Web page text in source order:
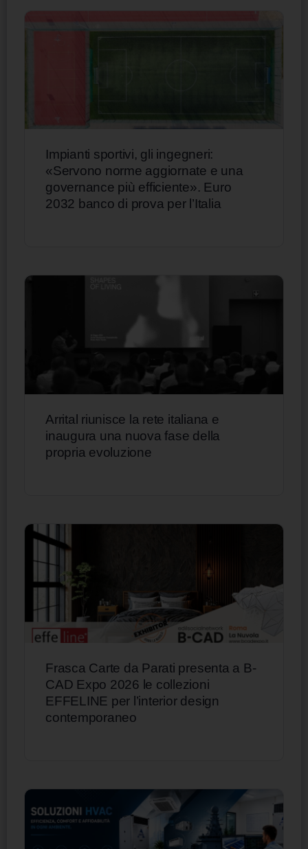
Impianti sportivi, gli ingegneri:
«Servono norme aggiornate e una
governance più efficiente». Euro
2032 banco di prova per l’Italia
Arrital riunisce la rete italiana e
inaugura una nuova fase della
propria evoluzione
Frasca Carte da Parati presenta a B-
CAD Expo 2026 le collezioni
EFFELINE per l’interior design
contemporaneo